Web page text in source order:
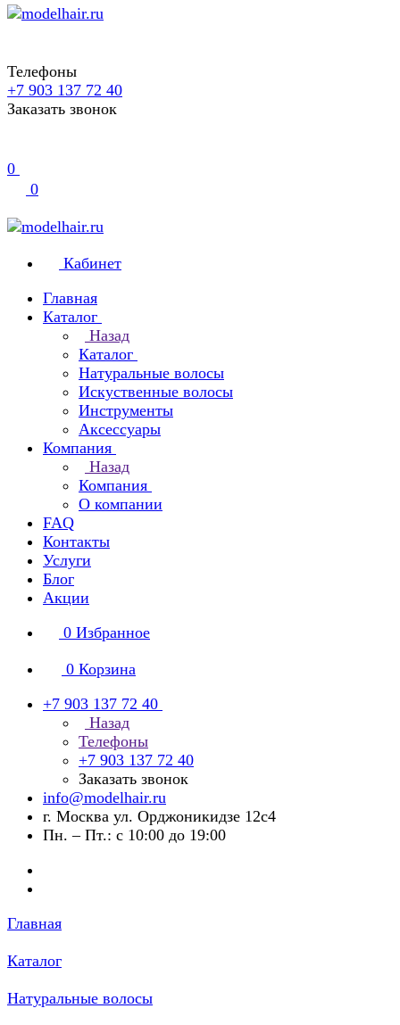
Телефоны
+7 903 137 72 40
Заказать звонок
0
0
Кабинет
Главная
Каталог
Назад
Каталог
Натуральные волосы
Искуственные волосы
Инструменты
Аксессуары
Компания
Назад
Компания
О компании
FAQ
Контакты
Услуги
Блог
Акции
0 Избранное
0 Корзина
+7 903 137 72 40
Назад
Телефоны
+7 903 137 72 40
Заказать звонок
info@modelhair.ru
г. Москва ул. Орджоникидзе 12с4
Пн. – Пт.: с 10:00 до 19:00
Главная
Каталог
Натуральные волосы